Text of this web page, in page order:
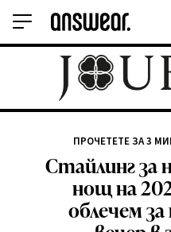
ПРОЧЕТЕТЕ ЗА3
Стайлинг за
нощ на
облечем